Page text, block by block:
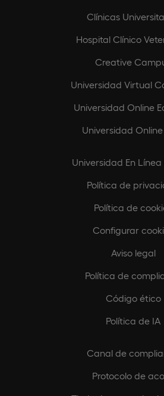
Clínicas
Hospital Clínico
Creative
Universidad Virtual
Universidad Online
Universidad Online
Universidad En
Política de
Política de
Configurar
Aviso legal
Política de
Código ético
Política de IA
Canal de
Protocolo de